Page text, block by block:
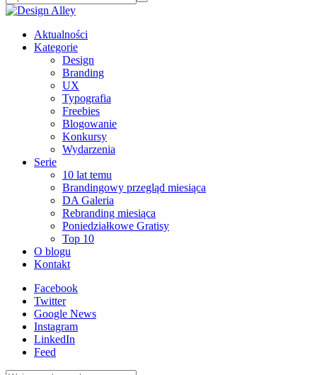
Aktualności
Kategorie
Design
Branding
UX
Typografia
Freebies
Blogowanie
Konkursy
Wydarzenia
Serie
10 lat temu
Brandingowy przegląd miesiąca
DA Galeria
Rebranding miesiąca
Poniedziałkowe Gratisy
Top 10
O blogu
Kontakt
Facebook
Twitter
Google News
Instagram
LinkedIn
Feed